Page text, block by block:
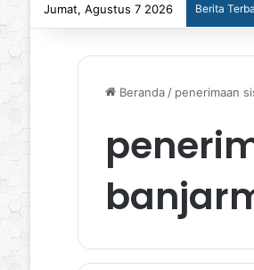
Jumat, Agustus 7 2026 Berita
Beranda / penerimaan